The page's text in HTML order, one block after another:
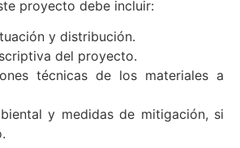
proyecto debe incluir:
y distribución.
del proyecto.
técnicas de los materiales a
y medidas de mitigación, si